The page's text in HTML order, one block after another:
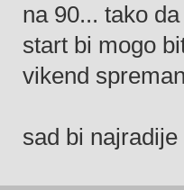
na 90... tako
start bi mogo
vikend
sad bi